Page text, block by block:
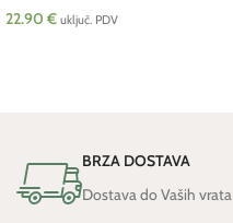
22.90 € uključ. PDV
BRZA DOSTAVA
Dostava do Vaših vrata